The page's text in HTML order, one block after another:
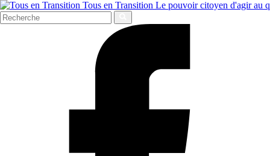
Tous en Transition Le pouvoir citoyen d'agir au